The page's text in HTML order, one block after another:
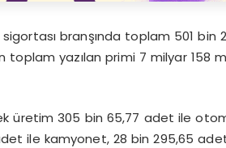
branşında toplam 501 bin
yazılan primi 7 milyar 158
üretim 305 bin 65,77 adet ile
ile kamyonet, 28 bin 295,65